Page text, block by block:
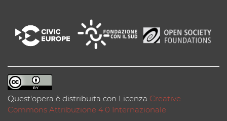
Quest'opera è distribuita con Licenza Creative
Commons Attribuzione 4.0 Internazionale